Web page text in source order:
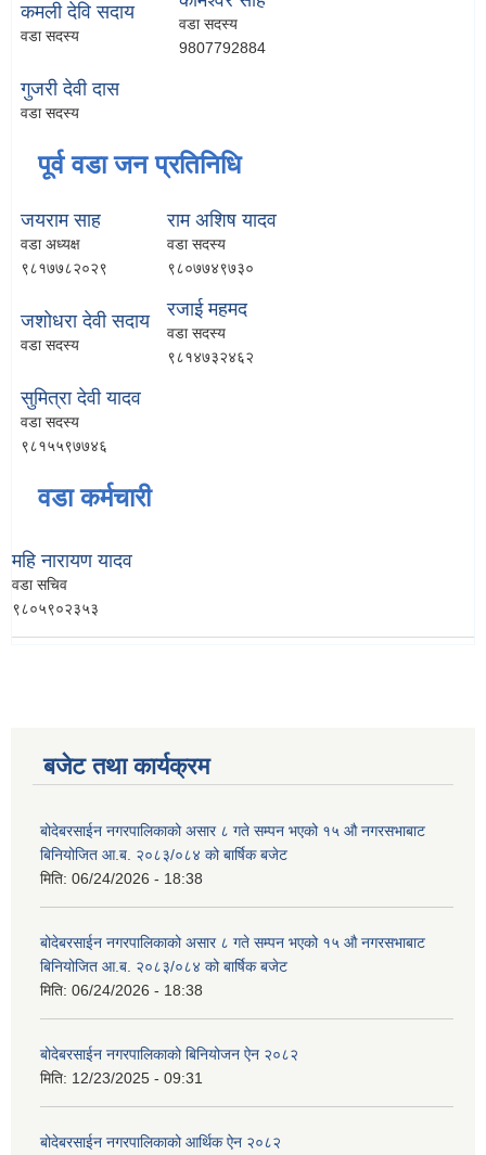
कमली देवि सदाय
वडा सदस्य
वडा सदस्य
9807792884
गुजरी देवी दास
वडा सदस्य
पूर्व वडा जन प्रतिनिधि
जयराम साह
वडा अध्यक्ष
९८१७७८२०२९
राम अशिष यादव
वडा सदस्य
९८०७७४९७३०
जशोधरा देवी सदाय
वडा सदस्य
रजाई महमद
वडा सदस्य
९८१४७३२४६२
सुमित्रा देवी यादव
वडा सदस्य
९८१५५९७७४६
वडा कर्मचारी
महि नारायण यादव
वडा सचिव
९८०५९०२३५३
बजेट तथा कार्यक्रम
बोदेबरसाईन नगरपालिकाको असार ८ गते सम्पन भएको १५ ‍‍‍औ नगरसभाबाट
बिनियोजित आ.ब. २०८३/०८४ को बार्षिक बजेट
मिति: 06/24/2026 - 18:38
बोदेबरसाईन नगरपालिकाको असार ८ गते सम्पन भएको १५ ‍‍‍औ नगरसभाबाट
बिनियोजित आ.ब. २०८३/०८४ को बार्षिक बजेट
मिति: 06/24/2026 - 18:38
बोदेबरसाईन नगरपालिकाको बिनियोजन ऐन २०८२
मिति: 12/23/2025 - 09:31
बोदेबरसाईन नगरपालिकाको आर्थिक ऐन २०८२